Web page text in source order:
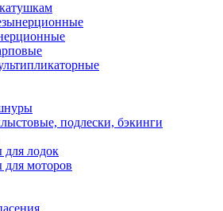
подлески, бэкинги
для лодок
для моторов